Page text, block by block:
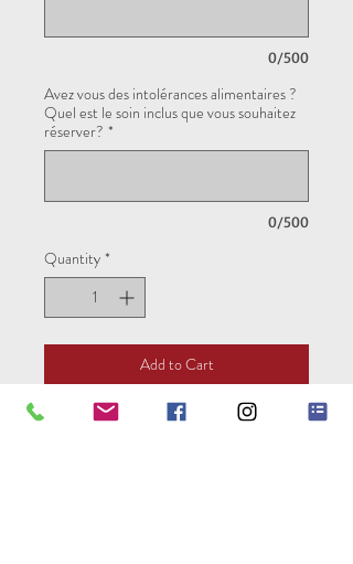
0/500
Avez vous des intolérances alimentaires ?
Quel est le soin inclus que vous souhaitez
réserver? *
0/500
Quantity *
Add to Cart
Pour réserver votre séjour vous avez la